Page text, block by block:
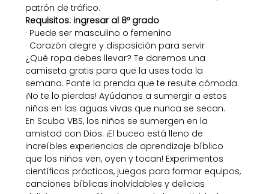
patrón de tráfico.
Requisitos: ingresar al 8º grado
· Puede ser masculino o femenino
· Corazón alegre y disposición para servir
¿Qué ropa debes llevar? Te daremos una
camiseta gratis para que la uses toda la
semana. Ponte la prenda que te resulte cómoda.
¡No te lo pierdas! Ayúdanos a sumergir a estos
niños en las aguas vivas que nunca se secan.
En Scuba VBS, los niños se sumergen en la
amistad con Dios. ¡El buceo está lleno de
increíbles experiencias de aprendizaje bíblico
que los niños ven, oyen y tocan! Experimentos
científicos prácticos, juegos para formar equipos,
canciones bíblicas inolvidables y delicias